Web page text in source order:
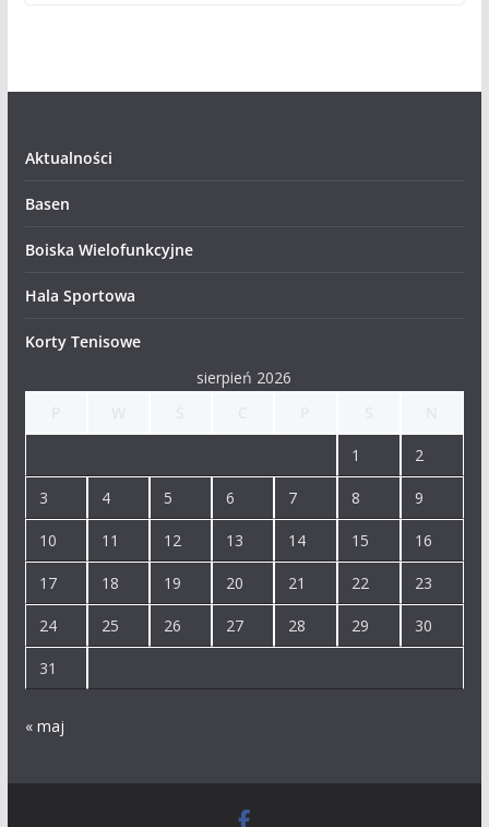
Aktualności
Basen
Boiska Wielofunkcyjne
Hala Sportowa
Korty Tenisowe
sierpień 2026
1 2
3 4 5 6 7 8 9
10 11 12 13 14 15 16
17 18 19 20 21 22 23
24 25 26 27 28 29 30
31
« maj